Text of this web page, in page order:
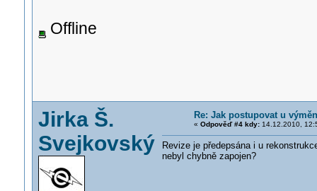
Offline
Jirka Š.
Svejkovský
Re: Jak postupovat u
« Odpověď #4 kdy:14.12.2010,
Revize je předepsána i u
nebyl chybně zapojen?